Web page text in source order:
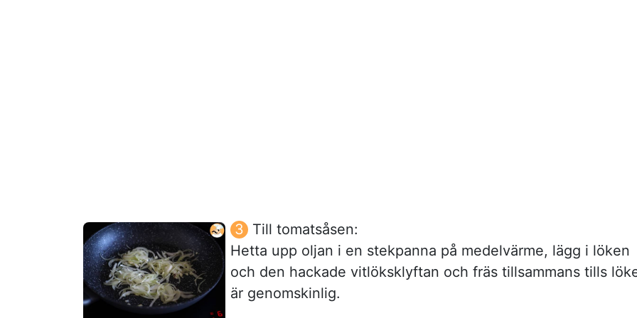
Till tomatsåsen:
Hetta upp oljan i en stekpanna på medelvärme, lägg i löken
och den hackade vitlöksklyftan och fräs tillsammans tills
är genomskinlig.